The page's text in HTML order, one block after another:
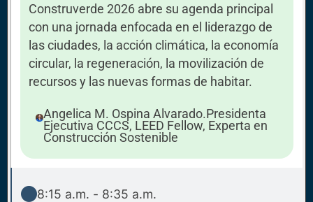
8:15 a.m. - 8:35 a.m.
Construverde 2026 abre su agenda principal
con una jornada enfocada en el liderazgo de
las ciudades, la acción climática, la economía
circular, la regeneración, la movilización de
recursos y las nuevas formas de habitar.
Angelica M. Ospina Alvarado.Presidenta
Ejecutiva CCCS, LEED Fellow, Experta en
Construcción Sostenible